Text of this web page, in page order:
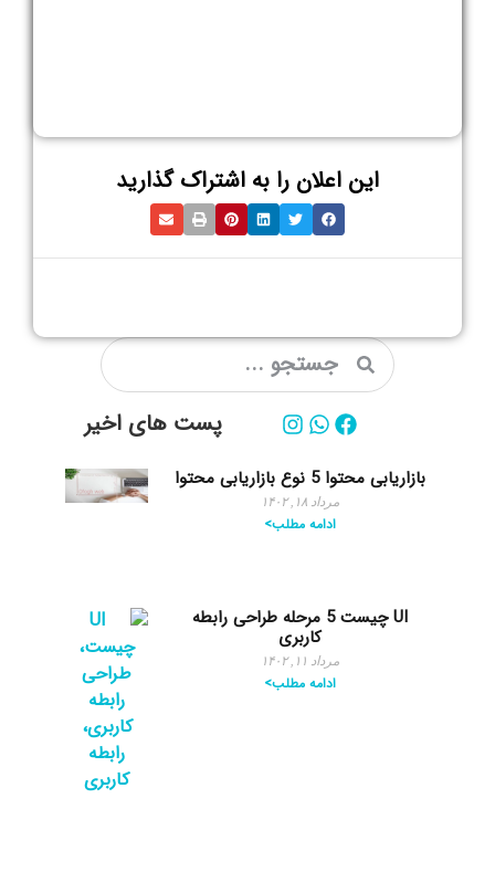
این اعلان را به اشتراک گذارید
پست های اخیر
بازاریابی محتوا 5 نوع بازاریابی محتوا
مرداد ۱۸, ۱۴۰۲
ادامه مطلب>
UI چیست 5 مرحله طراحی رابطه
کاربری
مرداد ۱۱, ۱۴۰۲
ادامه مطلب>